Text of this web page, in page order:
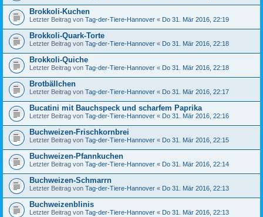
Brokkoli-Kuchen
Letzter Beitrag von Tag-der-Tiere-Hannover « Do 31. Mär 2016, 22:19
Brokkoli-Quark-Torte
Letzter Beitrag von Tag-der-Tiere-Hannover « Do 31. Mär 2016, 22:18
Brokkoli-Quiche
Letzter Beitrag von Tag-der-Tiere-Hannover « Do 31. Mär 2016, 22:18
Brotbällchen
Letzter Beitrag von Tag-der-Tiere-Hannover « Do 31. Mär 2016, 22:17
Bucatini mit Bauchspeck und scharfem Paprika
Letzter Beitrag von Tag-der-Tiere-Hannover « Do 31. Mär 2016, 22:16
Buchweizen-Frischkornbrei
Letzter Beitrag von Tag-der-Tiere-Hannover « Do 31. Mär 2016, 22:15
Buchweizen-Pfannkuchen
Letzter Beitrag von Tag-der-Tiere-Hannover « Do 31. Mär 2016, 22:14
Buchweizen-Schmarrn
Letzter Beitrag von Tag-der-Tiere-Hannover « Do 31. Mär 2016, 22:13
Buchweizenblinis
Letzter Beitrag von Tag-der-Tiere-Hannover « Do 31. Mär 2016, 22:13